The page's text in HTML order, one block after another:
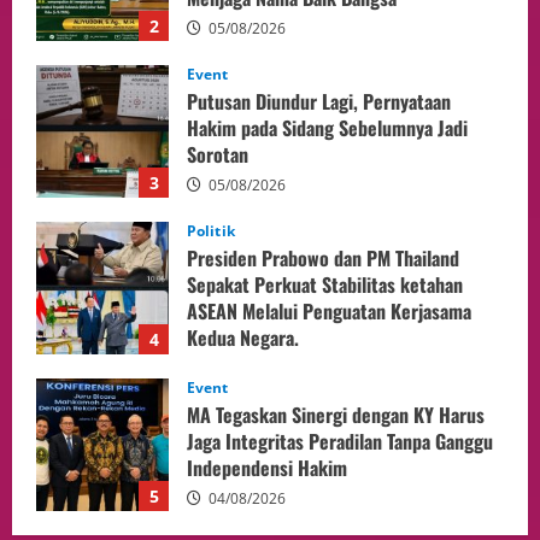
3 05/08/2026
4
Politik
Presiden Prabowo dan PM Thailand
Sepakat Perkuat Stabilitas ketahan
ASEAN Melalui Penguatan Kerjasama
Kedua Negara.
5
Event
MA Tegaskan Sinergi dengan KY Harus
Jaga Integritas Peradilan Tanpa Ganggu
Independensi Hakim
04/08/2026
1
opini
Menteri BPLH Moh. Jumhur Hidayat
Adakan Pertemuan Dengan Delegasi 6
lembaga investor, Berorientasi Untuk
Meningkatkan SDM